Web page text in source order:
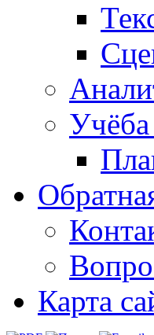
Учёба
Карта